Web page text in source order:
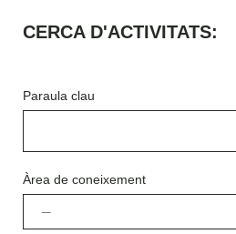
CERCA D'ACTIVITATS:​
Paraula clau
Àrea de coneixement